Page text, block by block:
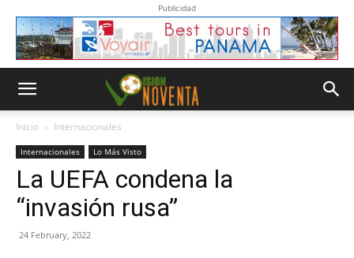
Publicidad
Inicio Internacionales
Internacionales Lo Más Visto
La UEFA condena la
“invasión rusa”
24 February, 2022